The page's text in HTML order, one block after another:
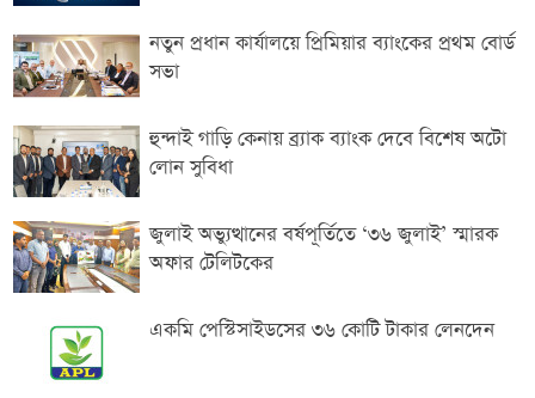
নতুন প্রধান কার্যালয়ে প্রিমিয়ার ব্যাংকের প্রথম বোর্ড
সভা
হুন্দাই গাড়ি কেনায় ব্র্যাক ব্যাংক দেবে বিশেষ অটো
লোন সুবিধা
জুলাই অভ্যুত্থানের বর্ষপূর্তিতে ‘৩৬ জুলাই’ স্মারক
অফার টেলিটকের
একমি পেস্টিসাইডসের ৩৬ কোটি টাকার লেনদেন